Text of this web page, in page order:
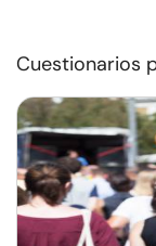
Cuestionarios